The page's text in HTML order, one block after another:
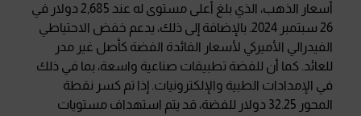
أسعار الذهب، الذي بلغ أعلى مستوى له عند 2,685 دولار في
26 سبتمبر 2024. بالإضافة إلى ذلك، يدعم خفض الاحتياطي
الفيدرالي الأميركي لأسعار الفائدة الفضة كأصل غير مدر
للعائد. كما أن للفضة تطبيقات صناعية واسعة، بما في ذلك
في الإمدادات الطبية والإلكترونيات. إذا تم كسر نقطة
المحور 32.25 دولار للفضة، قد يتم استهداف مستويات